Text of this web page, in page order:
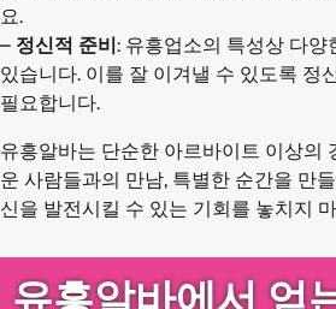
요.
– 정신적 준비: 유흥업소의 특성상 다
있습니다. 이를 잘 이겨낼 수 있도록 정
필요합니다.
유흥알바는 단순한 아르바이트 이상의
운 사람들과의 만남, 특별한 순간을 만
신을 발전시킬 수 있는 기회를 놓치지
유흥알바에서 얻